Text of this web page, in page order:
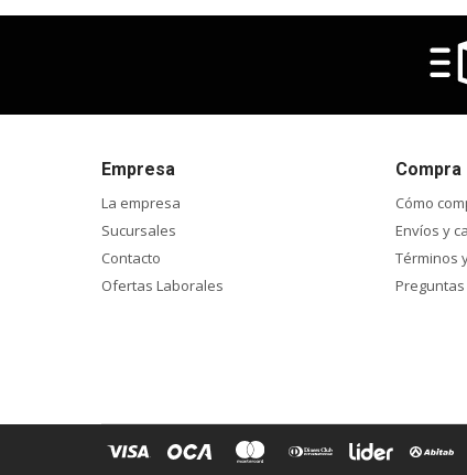
Empresa
La empresa
Sucursales
Contacto
Ofertas Laborales
Compra
Cómo
Envíos y
Términos